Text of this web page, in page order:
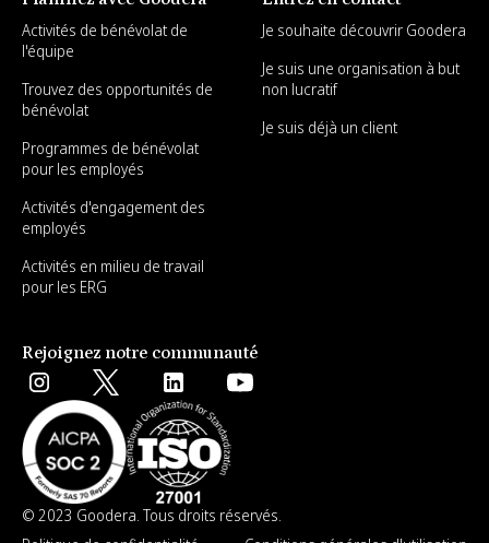
Activités de bénévolat de
l'équipe
Trouvez des opportunités de
bénévolat
Programmes de bénévolat
pour les employés
Activités d'engagement des
employés
Activités en milieu de travail
pour les ERG
Je souhaite découvrir Goodera
Je suis une organisation à but
non lucratif
Je suis déjà un client
Rejoignez notre communauté
© 2023 Goodera. Tous droits réservés.